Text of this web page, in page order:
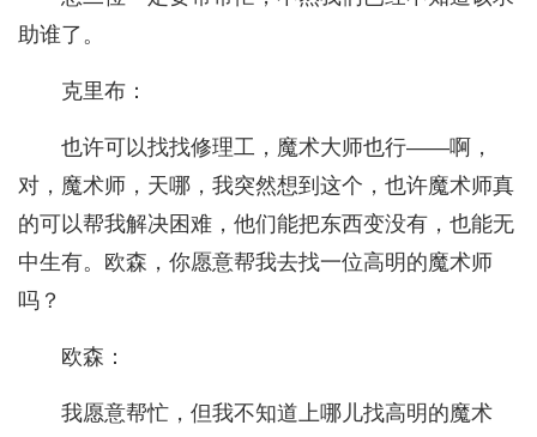
助谁了。
克里布：
也许可以找找修理工，魔术大师也行——啊，
对，魔术师，天哪，我突然想到这个，也许魔术师真
的可以帮我解决困难，他们能把东西变没有，也能无
中生有。欧森，你愿意帮我去找一位高明的魔术师
吗？
欧森：
我愿意帮忙，但我不知道上哪儿找高明的魔术